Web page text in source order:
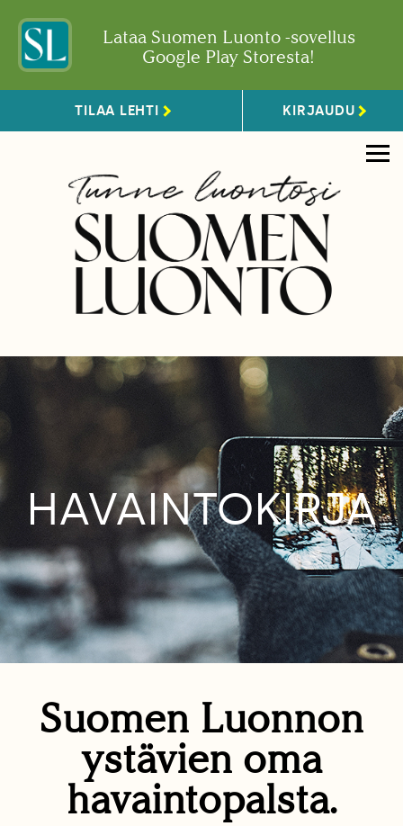
Lataa Suomen Luonto -sovellus
Google Play Storesta!
TILAA LEHTI KIRJAUDU
HAVAINTOKIRJA
Suomen Luonnon
ystävien oma
havaintopalsta.